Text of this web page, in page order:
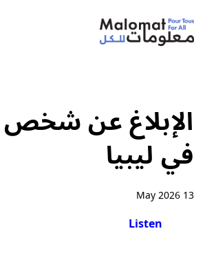
الإبلاغ عن
في ليبيا
13 May 2026
Listen